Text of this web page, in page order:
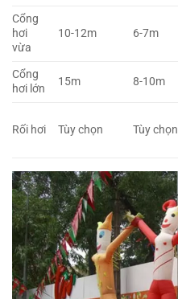
Cổng
hơi
vừa
10-12m 6-7m
Cổng
hơi lớn
15m 8-10m
Rối hơi Tùy chọn Tùy chọn